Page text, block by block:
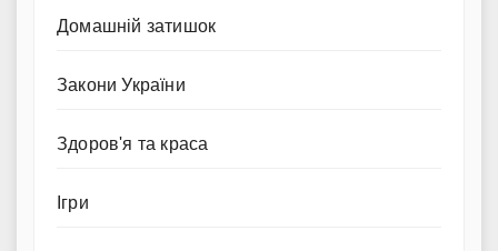
Домашній затишок
Закони України
Здоров'я та краса
Ігри